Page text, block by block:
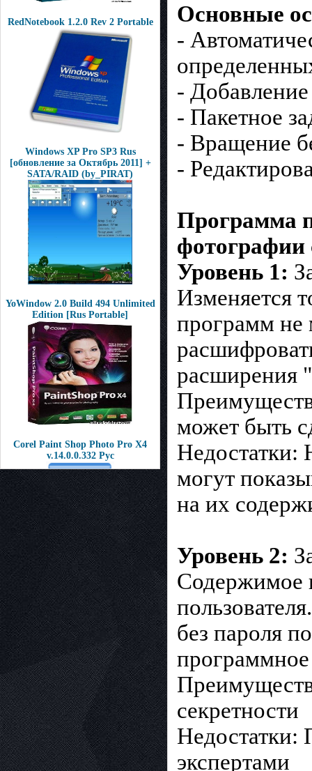
RedNotebook 1.2.0 Rev 2 Portable
Windows XP Pro SP3 Rus
[обновление за Октябрь 2011] +
SATA/RAID (by_PIRAT)
YoWindow 2.0 Build 494 Unlimited
Edition [Rus Portable]
Corel Paint Shop Photo Pro X4
v.14.0.0.332 Рус
Основные
-
-
- Пакетное
- Вращение
-
Программа
фотографии
Уровень 1:
Изменяется
программ не
расширения
может быть
Недостатки:
могут
на их
Уровень 2:
Содержимое
без пароля
секретности
Недостатки:
экспертами